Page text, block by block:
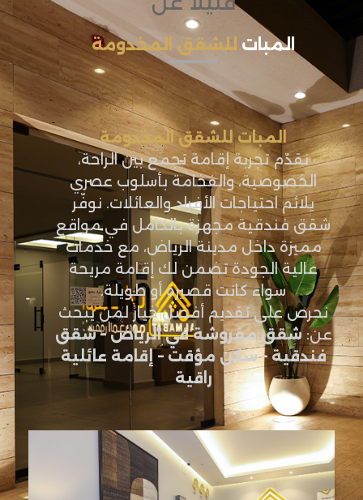
المبات للشقق المخدومة
المبات للشقق المخدومة
نقدّم تجربة إقامة تجمع بين الراحة،
الخصوصية، والفخامة بأسلوب عصري
يلائم احتياجات الأفراد والعائلات. نوفّر
شقق فندقية مجهزة بالكامل في مواقع
مميزة داخل مدينة الرياض، مع خدمات
عالية الجودة تضمن لك إقامة مريحة
سواء كانت قصيرة أو طويلة.
نحرص على تقديم أفضل خيار لمن يبحث
عن: شقق مفروشة في الرياض – شقق
فندقية – سكن مؤقت – إقامة عائلية
راقية